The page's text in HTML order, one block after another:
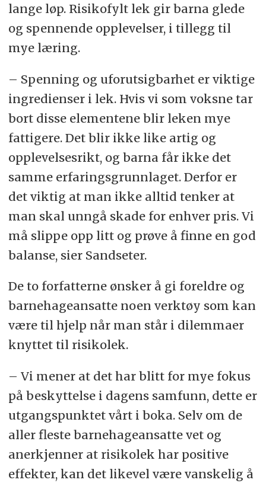
lange løp. Risikofylt lek gir barna glede
og spennende opplevelser, i tillegg til
mye læring.
– Spenning og uforutsigbarhet er viktige
ingredienser i lek. Hvis vi som voksne tar
bort disse elementene blir leken mye
fattigere. Det blir ikke like artig og
opplevelsesrikt, og barna får ikke det
samme erfaringsgrunnlaget. Derfor er
det viktig at man ikke alltid tenker at
man skal unngå skade for enhver pris. Vi
må slippe opp litt og prøve å finne en god
balanse, sier Sandseter.
De to forfatterne ønsker å gi foreldre og
barnehageansatte noen verktøy som kan
være til hjelp når man står i dilemmaer
knyttet til risikolek.
– Vi mener at det har blitt for mye fokus
på beskyttelse i dagens samfunn, dette er
utgangspunktet vårt i boka. Selv om de
aller fleste barnehageansatte vet og
anerkjenner at risikolek har positive
effekter, kan det likevel være vanskelig å